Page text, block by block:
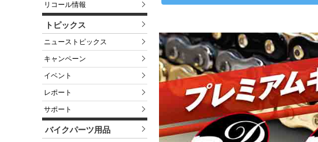
リコール情報
トピックス
ニューストピックス
キャンペーン
イベント
レポート
サポート
バイクパーツ用品